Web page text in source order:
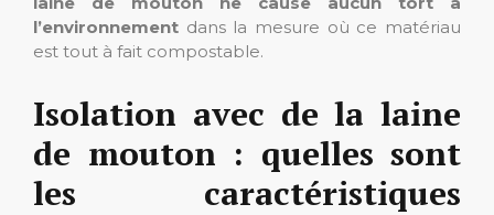
l’environnement dans la mesure où ce matériau
est tout à fait compostable.
Isolation avec de la laine
de mouton : quelles sont
les caractéristiques